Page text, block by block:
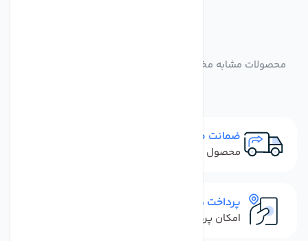
محصولات مشابه مخزن تصفیه آب تانک پک 80 لیتری RO-2000
ضمانت مرجوعی
محصول نباید آسیب دیده باشد
پرداخت در محل
امکان پرداخت کل فاکتور در محل